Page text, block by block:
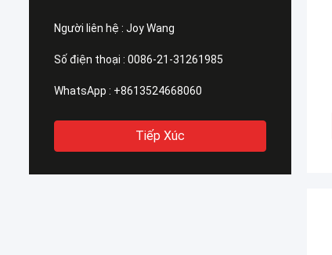
Người liên hệ : Joy Wang
Số điện thoại : 0086-21-31261985
WhatsApp : +8613524668060
Tiếp Xúc